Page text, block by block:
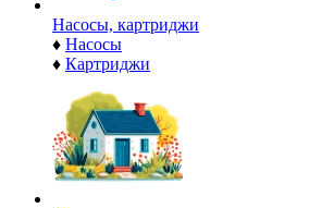
Насосы, картриджи
♦ Насосы
♦ Картриджи